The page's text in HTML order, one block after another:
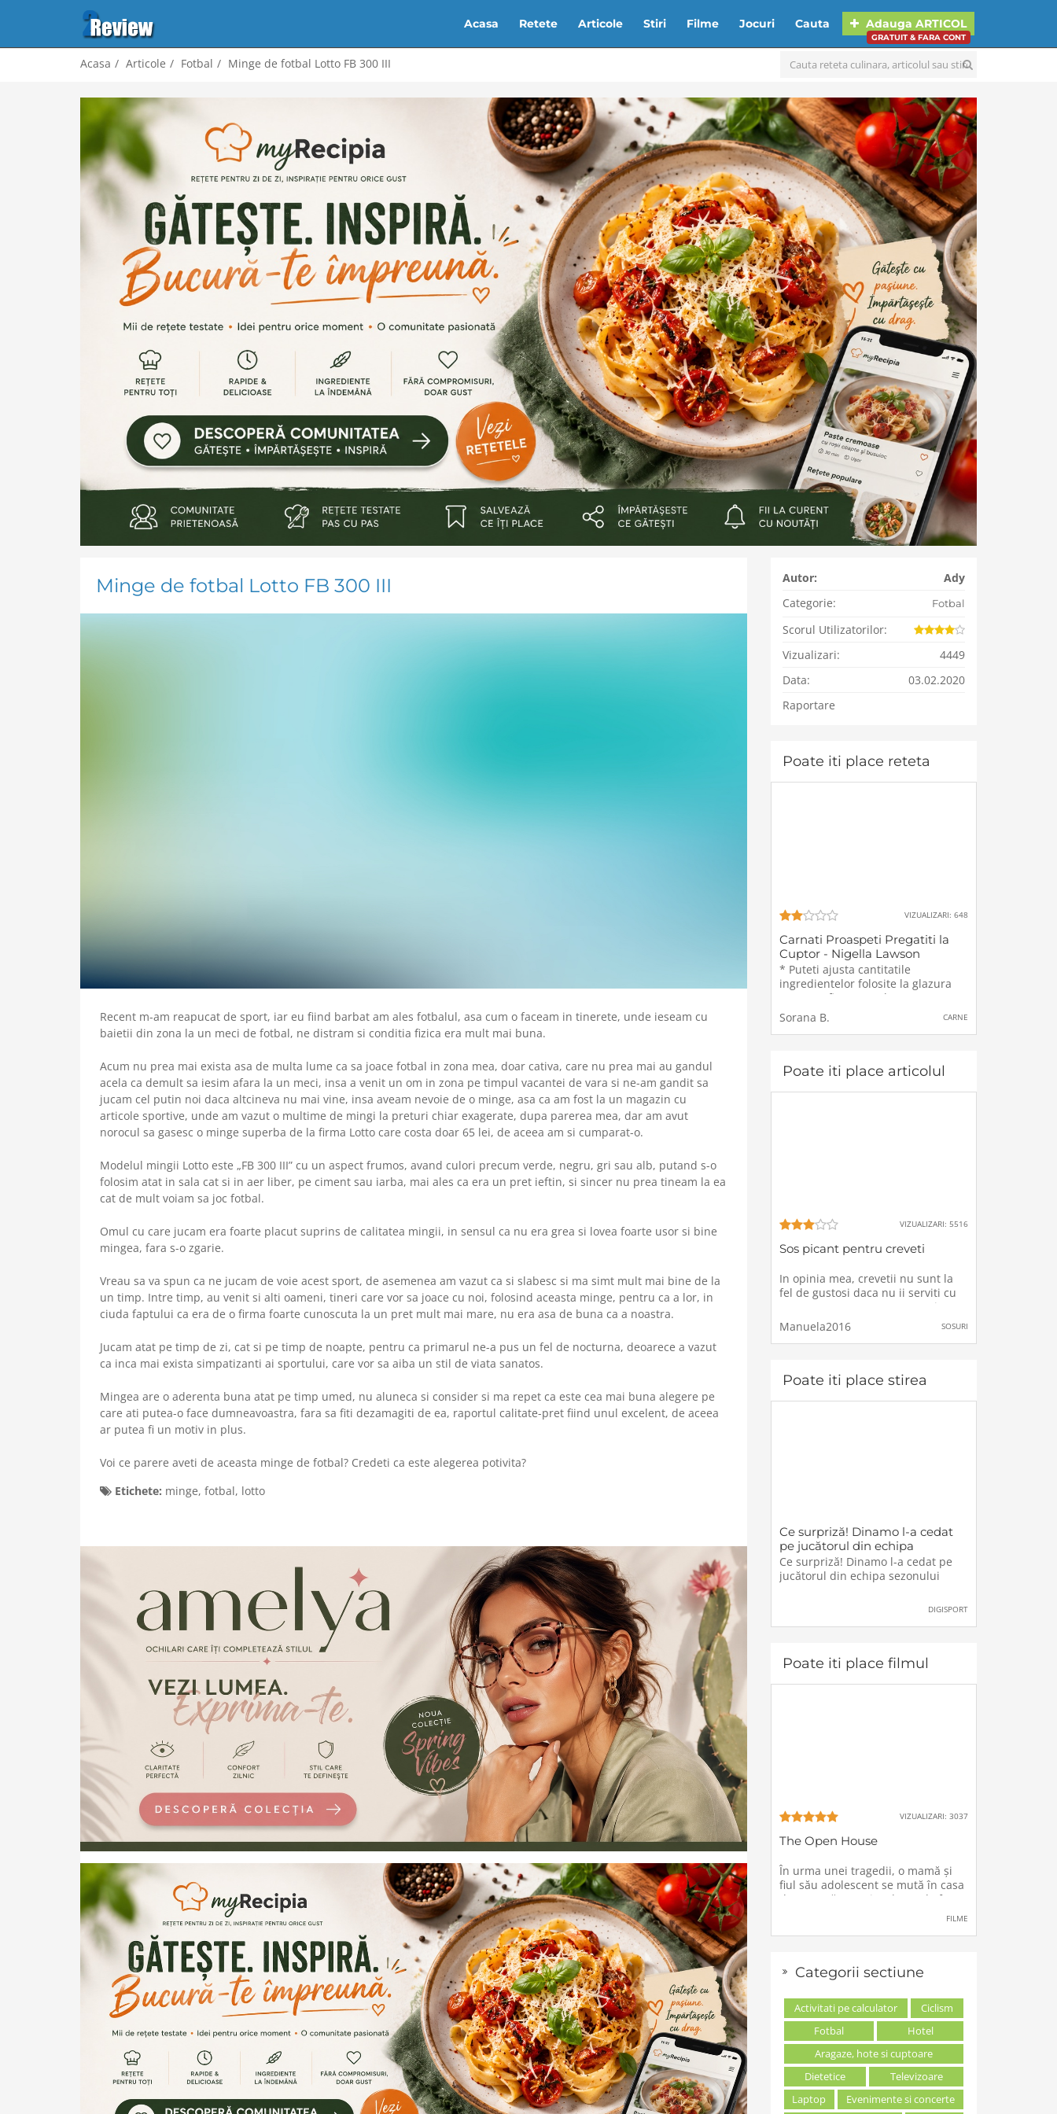
Acasa Retete Articole Stiri Filme Jocuri Cauta Adauga ARTICOL
GRATUIT & FARA CONT
Acasa Articole Fotbal Minge de fotbal Lotto FB 300 III
Minge de fotbal Lotto FB 300 III
Recent m-am reapucat de sport, iar eu fiind barbat am ales fotbalul, asa cum o faceam in tinerete, unde ieseam cu
baietii din zona la un meci de fotbal, ne distram si conditia fizica era mult mai buna.
Acum nu prea mai exista asa de multa lume ca sa joace fotbal in zona mea, doar cativa, care nu prea mai au gandul
acela ca demult sa iesim afara la un meci, insa a venit un om in zona pe timpul vacantei de vara si ne-am gandit sa
jucam cel putin noi daca altcineva nu mai vine, insa aveam nevoie de o minge, asa ca am fost la un magazin cu
articole sportive, unde am vazut o multime de mingi la preturi chiar exagerate, dupa parerea mea, dar am avut
norocul sa gasesc o minge superba de la firma Lotto care costa doar 65 lei, de aceea am si cumparat-o.
Modelul mingii Lotto este „FB 300 III” cu un aspect frumos, avand culori precum verde, negru, gri sau alb, putand s-o
folosim atat in sala cat si in aer liber, pe ciment sau iarba, mai ales ca era un pret ieftin, si sincer nu prea tineam la ea
cat de mult voiam sa joc fotbal.
Omul cu care jucam era foarte placut suprins de calitatea mingii, in sensul ca nu era grea si lovea foarte usor si bine
mingea, fara s-o zgarie.
Vreau sa va spun ca ne jucam de voie acest sport, de asemenea am vazut ca si slabesc si ma simt mult mai bine de la
un timp. Intre timp, au venit si alti oameni, tineri care vor sa joace cu noi, folosind aceasta minge, pentru ca a lor, in
ciuda faptului ca era de o firma foarte cunoscuta la un pret mult mai mare, nu era asa de buna ca a noastra.
Jucam atat pe timp de zi, cat si pe timp de noapte, pentru ca primarul ne-a pus un fel de nocturna, deoarece a vazut
ca inca mai exista simpatizanti ai sportului, care vor sa aiba un stil de viata sanatos.
Mingea are o aderenta buna atat pe timp umed, nu aluneca si consider si ma repet ca este cea mai buna alegere pe
care ati putea-o face dumneavoastra, fara sa fiti dezamagiti de ea, raportul calitate-pret fiind unul excelent, de aceea
ar putea fi un motiv in plus.
Voi ce parere aveti de aceasta minge de fotbal? Credeti ca este alegerea potivita?
Etichete: minge, fotbal, lotto
Autor:
Ady
Categorie:
Fotbal
Scorul Utilizatorilor:
Vizualizari:
4449
Data:
03.02.2020
Raportare
Poate iti place reteta
VIZUALIZARI: 648
Carnati Proaspeti Pregatiti la
Cuptor - Nigella Lawson
* Puteti ajusta cantitatile
ingredientelor folosite la glazura
pentru a fi pe gustul vostru.
Trebuie doar sa gustati glazura
dupa omogenizare si sa o ajustati
dupa preferinte. Pentru acesta
aluminiu peste care
Sorana B. CARNE
Poate iti place articolul
VIZUALIZARI: 5516
Sos picant pentru creveti
In opinia mea, crevetii nu sunt la
fel de gustosi daca nu ii serviti cu
un sos anume, un sos care mi-a
creat dependenta prin gustul
picant specific, de aceea in nici o
saptamana nu uit sa gatesc niste
preparat si
Manuela2016 SOSURI
Poate iti place stirea
Ce surpriză! Dinamo l-a cedat
pe jucătorul din echipa
sezonului
Ce surpriză! Dinamo l-a cedat pe
jucătorul din echipa sezonului
DIGISPORT
Poate iti place filmul
VIZUALIZARI: 3037
The Open House
În urma unei tragedii, o mamă şi
fiul său adolescent se mută în casa
de vacanţă a unei rude, unde forţe
FILME
Categorii sectiune
Activitati pe calculator
Ciclism
Fotbal
Hotel
Aragaze, hote si cuptoare
Dietetice
Televizoare
Laptop
Evenimente si concerte